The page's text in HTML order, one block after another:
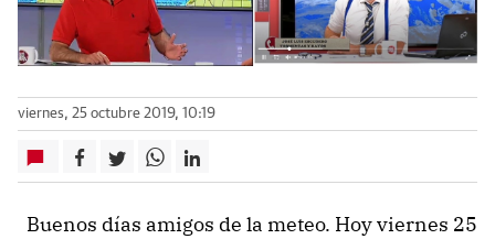
viernes, 25 octubre 2019, 10:19
Buenos días amigos de la meteo. Hoy viernes 25